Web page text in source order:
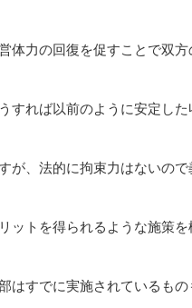
体力の回復を促すことで双方
すれば以前のように安定した
が、法的に拘束力はないので
ットを得られるような施策を
すでに実施されているもの